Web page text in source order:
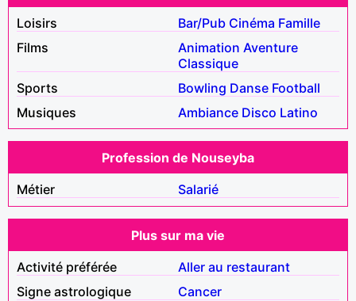
Loisirs
Bar/Pub Cinéma Famille
Films
Animation Aventure
Classique
Sports
Bowling Danse Football
Musiques
Ambiance Disco Latino
Profession de Nouseyba
Métier
Salarié
Plus sur ma vie
Activité préférée
Aller au restaurant
Signe astrologique
Cancer